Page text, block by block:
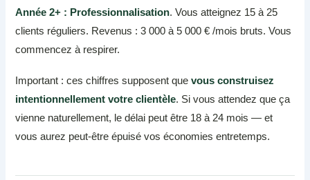
Année 2+ : Professionnalisation. Vous atteignez 15 à 25
clients réguliers. Revenus : 3 000 à 5 000 € /mois bruts. Vous
commencez à respirer.
Important : ces chiffres supposent quevous construisez
intentionnellement votre clientèle. Si vous attendez que ça
vienne naturellement, le délai peut être 18 à 24 mois — et
vous aurez peut-être épuisé vos économies entretemps.